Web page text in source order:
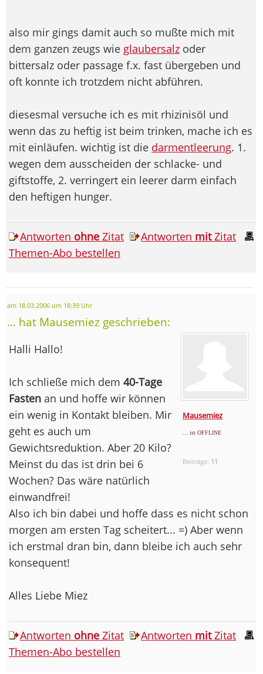
also mir gings damit auch so mußte mich mit
dem ganzen zeugs wie glaubersalz oder
bittersalz oder passage f.x. fast übergeben und
oft konnte ich trotzdem nicht abführen.
diesesmal versuche ich es mit rhizinisöl und
wenn das zu heftig ist beim trinken, mache ich es
mit einläufen. wichtig ist die darmentleerung. 1.
wegen dem ausscheiden der schlacke- und
giftstoffe, 2. verringert ein leerer darm einfach
den heftigen hunger.
Antworten ohne Zitat Antworten mitZitat
Themen-Abo bestellen
am 18.03.2006 um 18:39 Uhr
... hat Mausemiez geschrieben:
Mausemiez
... ist OFFLINE
Beiträge: 11
Halli Hallo!
Ich schließe mich dem 40-Tage
Fasten an und hoffe wir können
ein wenig in Kontakt bleiben. Mir
geht es auch um
Gewichtsreduktion. Aber 20 Kilo?
Meinst du das ist drin bei 6
Wochen? Das wäre natürlich
einwandfrei!
Also ich bin dabei und hoffe dass es nicht schon
morgen am ersten Tag scheitert... =) Aber wenn
ich erstmal dran bin, dann bleibe ich auch sehr
konsequent!
Alles Liebe Miez
Antworten ohne Zitat Antworten mitZitat
Themen-Abo bestellen